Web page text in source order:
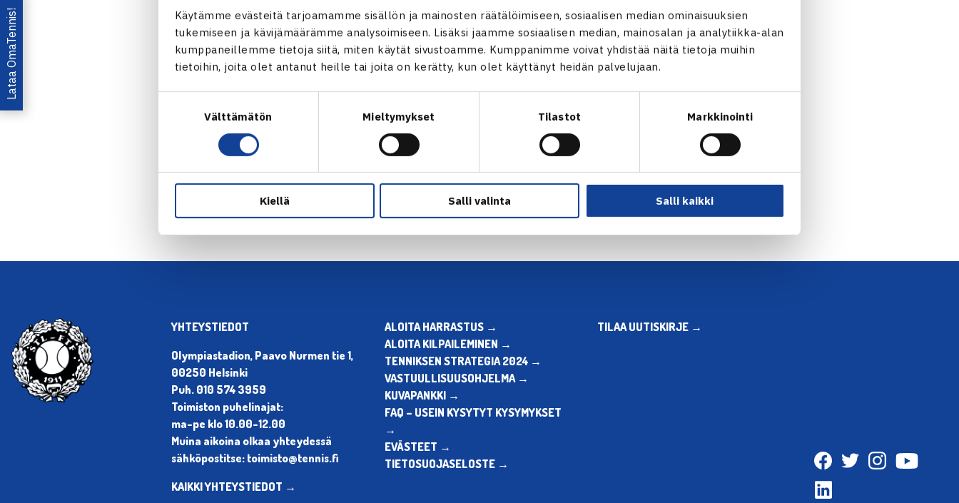
Käytämme evästeitä tarjoamamme sisällön ja mainosten räätälöimiseen, sosiaalisen median ominaisuuksien
tukemiseen ja kävijämäärämme analysoimiseen. Lisäksi jaamme sosiaalisen median, mainosalan ja analytiikka-alan
kumppaneillemme tietoja siitä, miten käytät sivustoamme. Kumppanimme voivat yhdistää näitä tietoja muihin
tietoihin, joita olet antanut heille tai joita on kerätty, kun olet käyttänyt heidän palvelujaan.
Välttämätön Mieltymykset Tilastot Markkinointi
Kiellä Salli valinta Salli kaikki
Jaa:
Lataa OmaTennis!
YHTEYSTIEDOT
Olympiastadion, Paavo Nurmen tie 1,
00250 Helsinki
Puh. 010 574 3959
Toimiston puhelinajat:
ma-pe klo 10.00-12.00
Muina aikoina olkaa yhteydessä
sähköpostitse: toimisto@tennis.fi
KAIKKI YHTEYSTIEDOT →
ALOITA HARRASTUS →
ALOITA KILPAILEMINEN →
TENNIKSEN STRATEGIA 2024 →
VASTUULLISUUSOHJELMA →
KUVAPANKKI →
FAQ – USEIN KYSYTYT KYSYMYKSET
→
EVÄSTEET →
TIETOSUOJASELOSTE →
TILAA UUTISKIRJE →